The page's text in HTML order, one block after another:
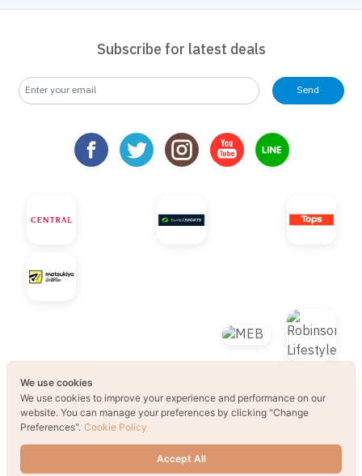
Subscribe for latest deals
Send
© 2021 B2S CLUB, All rights reserved. Web
Design by1001click.
We use cookies
We use cookies to improve your experience and performance on our
website. You can manage your preferences by clicking "Change
Preferences". Cookie Policy
Accept All